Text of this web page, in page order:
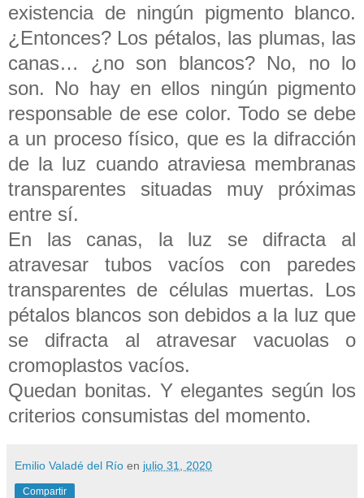
existencia de ningún pigmento blanco.
¿Entonces? Los pétalos, las plumas, las
canas… ¿no son blancos? No, no lo
son. No hay en ellos ningún pigmento
responsable de ese color. Todo se debe
a un proceso físico, que es la difracción
de la luz cuando atraviesa membranas
transparentes situadas muy próximas
entre sí.
En las canas, la luz se difracta al
atravesar tubos vacíos con paredes
transparentes de células muertas. Los
pétalos blancos son debidos a la luz que
se difracta al atravesar vacuolas o
cromoplastos vacíos.
Quedan bonitas. Y elegantes según los
criterios consumistas del momento.
Emilio Valadé del Río en julio 31, 2020
Compartir